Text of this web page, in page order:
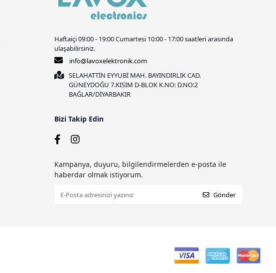
Haftaiçi 09:00 - 19:00 Cumartesi 10:00 - 17:00 saatleri arasında
ulaşabilirsiniz.
info@lavoxelektronik.com
SELAHATTİN EYYUBİ MAH. BAYINDIRLIK CAD.
GÜNEYDOĞU 7.KISIM D-BLOK K.NO: D.NO:2
BAĞLAR/DİYARBAKIR
Bizi Takip Edin
Kampanya, duyuru, bilgilendirmelerden e-posta ile
haberdar olmak istiyorum.
Gönder